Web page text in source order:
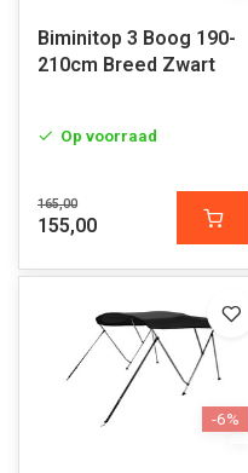
Biminitop 3 Boog 190-
210cm Breed Zwart
Op voorraad
165,00
155,00
-6%